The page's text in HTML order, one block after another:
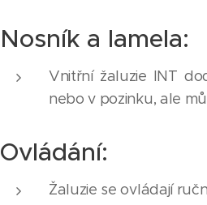
Nosník a lamela:
Vnitřní žaluzie INT
nebo v pozinku, ale
Ovládání:
Žaluzie se ovládají